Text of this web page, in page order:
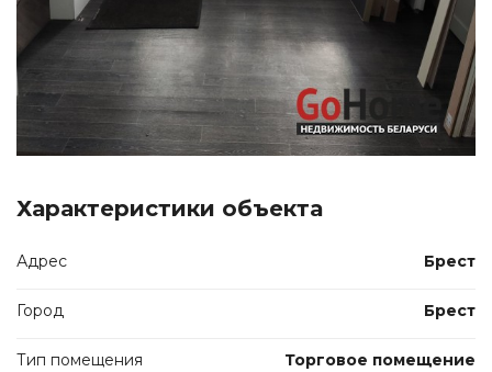
Характеристики объекта
Адрес Брест
Город Брест
Тип помещения Торговое помещение